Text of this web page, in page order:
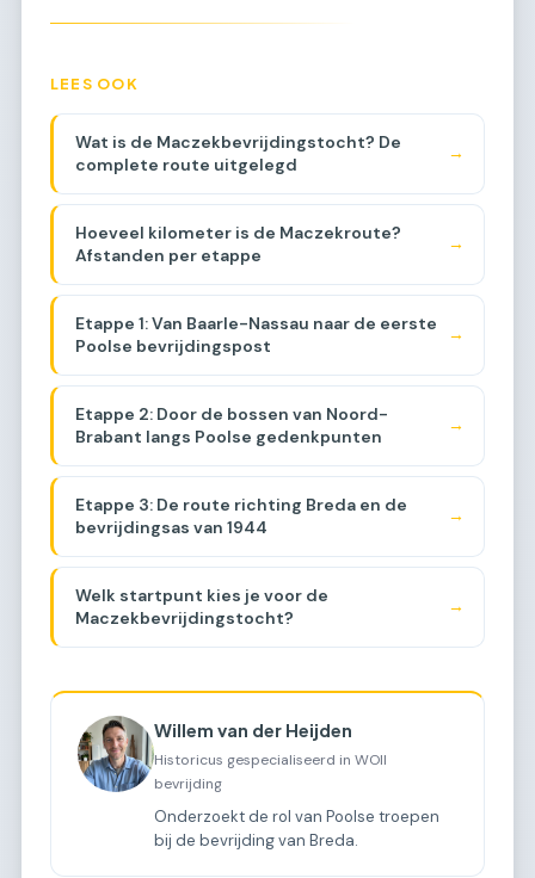
LEES OOK
Wat is de Maczekbevrijdingstocht? De
complete route uitgelegd
→
Hoeveel kilometer is de Maczekroute?
Afstanden per etappe
→
Etappe 1: Van Baarle-Nassau naar de eerste
Poolse bevrijdingspost
→
Etappe 2: Door de bossen van Noord-
Brabant langs Poolse gedenkpunten
→
Etappe 3: De route richting Breda en de
bevrijdingsas van 1944
→
Welk startpunt kies je voor de
Maczekbevrijdingstocht?
→
Willem van der Heijden
Historicus gespecialiseerd in WOII
bevrijding
Onderzoekt de rol van Poolse troepen
bij de bevrijding van Breda.